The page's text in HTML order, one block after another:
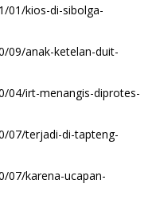
01/kios-di-sibolga-
09/anak-ketelan-duit-
04/irt-menangis-diprotes-
07/terjadi-di-tapteng-
07/karena-ucapan-